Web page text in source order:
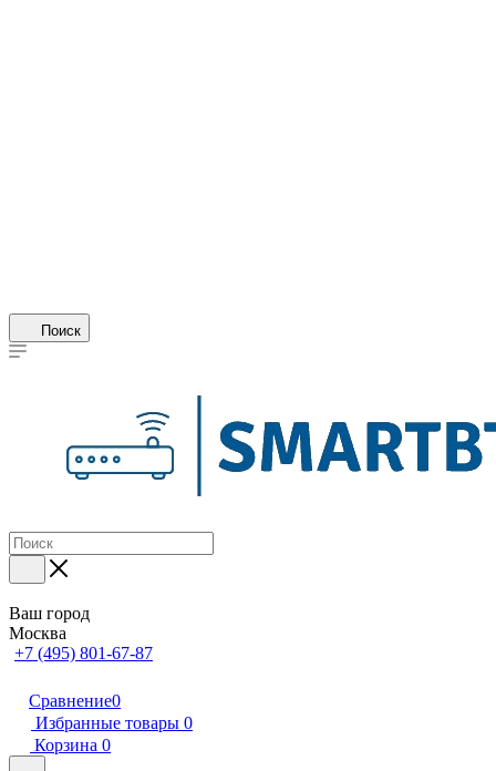
Поиск
Ваш город
Москва
+7 (495) 801-67-87
Сравнение0
Избранные товары 0
Корзина 0